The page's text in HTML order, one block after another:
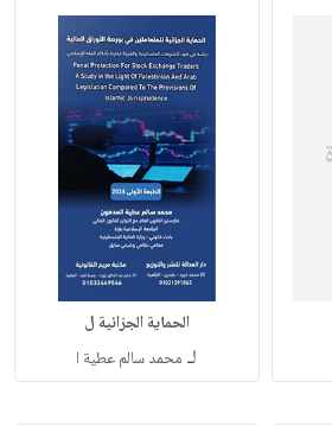
الحماية الجزائية ل
لـ محمد سالم عطية ا